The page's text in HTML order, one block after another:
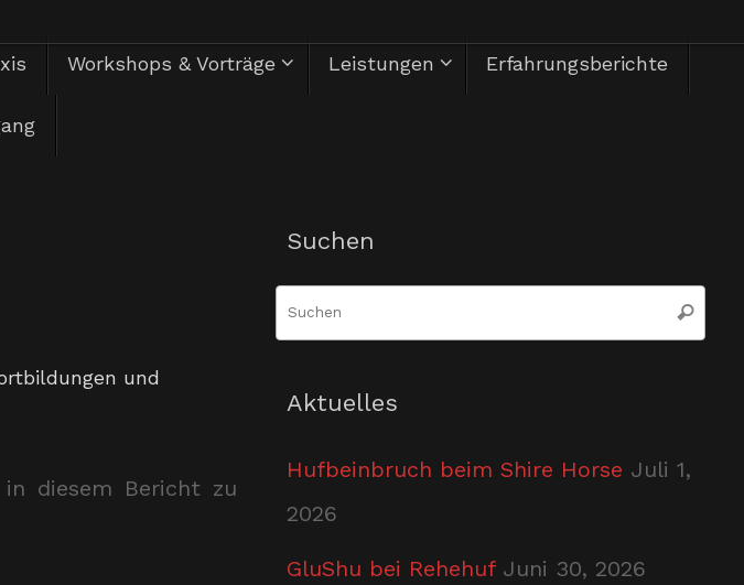
Herzlich Willkommen
Workshops & Vorträge Leistungen Erfahrungsberichte
und
diesem Bericht zu
Suchen
Suchen
Aktuelles
Hufbeinbruch beim Shire Horse Juli 1,
2026
GluShu bei Rehehuf Juni 30, 2026